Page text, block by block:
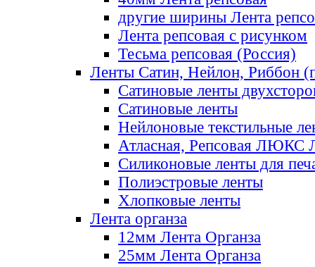
другие ширины Лента
Лента репсовая с рисунком
Тесьма репсовая (Россия)
Ленты Сатин, Нейлон, Риббон
Сатиновые ленты
Сатиновые ленты
Нейлоновые текстильные
Атласная, Репсовая ЛЮКС
Силиконовые ленты для
Полиэстровые ленты
Хлопковые ленты
Лента органза
12мм Лента Органза
25мм Лента Органза